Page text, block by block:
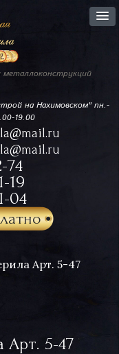
металлоконструкций
на Нахимовском"пн.-
19.00
74
19
04
Арт. 5-47
Арт. 5-47